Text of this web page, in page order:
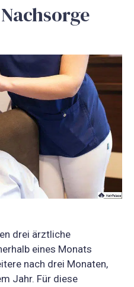
drei ärztliche
eines Monats
nach drei Monaten,
Jahr. Für diese